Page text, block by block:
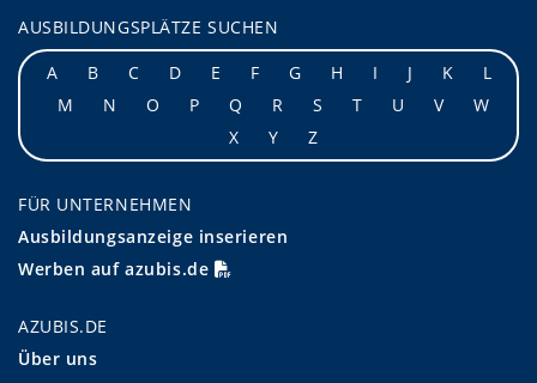
AUSBILDUNGSPLÄTZE SUCHEN
A
B C D E F G H I J K
L
M
N O P Q R S T U V
W
X
Y Z
FÜR UNTERNEHMEN
Ausbildungsanzeige inserieren
Werben auf azubis.de
AZUBIS.DE
Über uns